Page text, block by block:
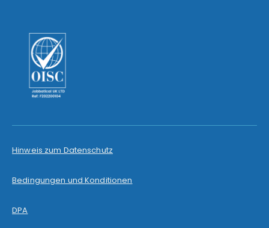
Hinweis zum Datenschutz
Bedingungen und Konditionen
DPA